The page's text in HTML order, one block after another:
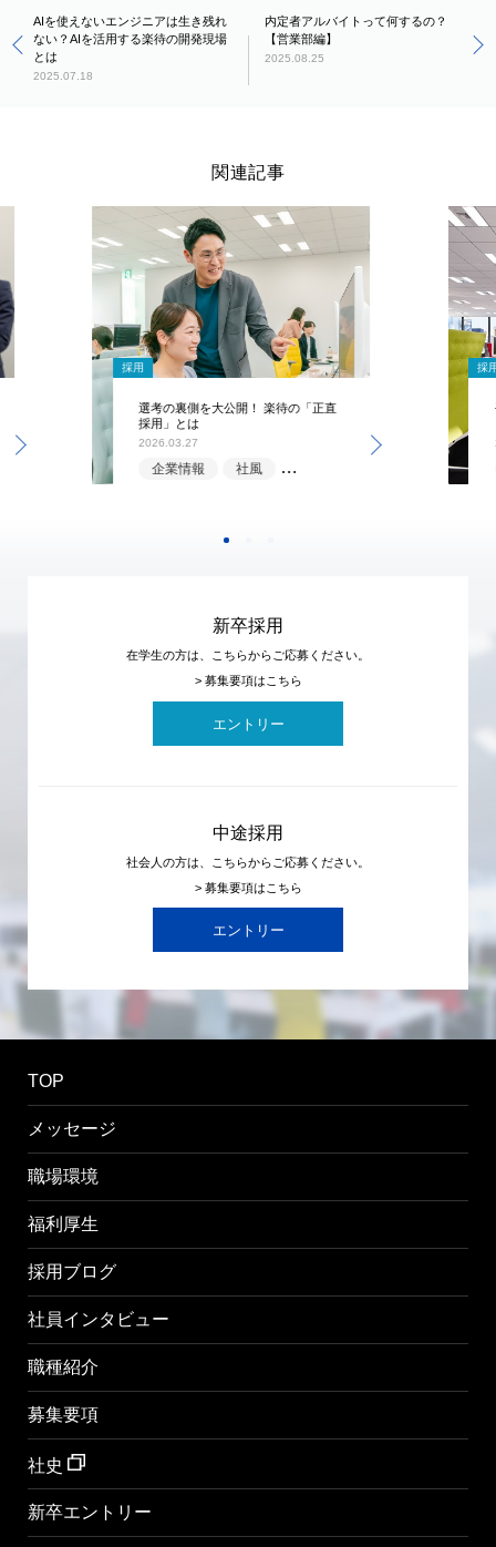
AIを使えないエンジニアは生き残れ
ない？AIを活用する楽待の開発現場
とは
2025.07.18
内定者アルバイトって何するの？
【営業部編】
2025.08.25
関連記事
採用
選考の裏側を大公開！ 楽待の「正直
採用」とは
2026.03.27
企業情報 社風 選考情報
採
新卒採用
在学生の方は、こちらからご応募ください。
> 募集要項はこちら
エントリー
中途採用
社会人の方は、こちらからご応募ください。
> 募集要項はこちら
エントリー
TOP
メッセージ
職場環境
福利厚生
採用ブログ
社員インタビュー
職種紹介
募集要項
社史
新卒エントリー